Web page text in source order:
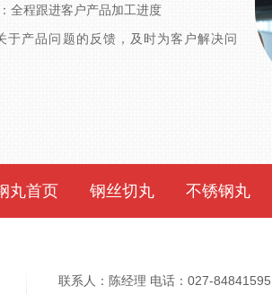
全程跟进客户产品加工进度
于产品问题的反馈，及时为客户解决问
丸首页 钢丝切丸 不锈钢丸
联系人：陈经理 电话：027-84841595